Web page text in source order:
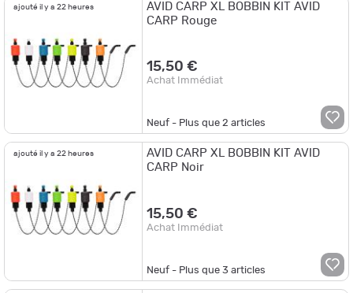
ajouté il y a 22 heures
AVID CARP XL BOBBIN KIT AVID
CARP Rouge
15,50 €
Achat Immédiat
Neuf - Plus que2 articles
ajouté il y a 22 heures
AVID CARP XL BOBBIN KIT AVID
CARP Noir
15,50 €
Achat Immédiat
Neuf - Plus que3 articles